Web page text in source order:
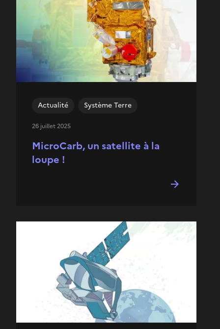
MicroCarb, un satellite à la
loupe !
Actualité Système Terre
26 juillet 2025